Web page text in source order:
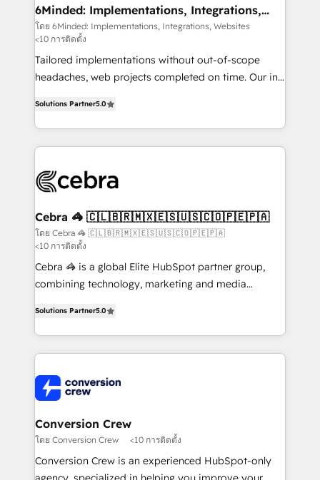
Reporting & Analytics · GTM Architecture · Sales &
Marketing Enablement If you’re ready to elevate
HubSpot from “just your CRM” to your growth
infrastructure—let’s talk.
6Minded: Implementations, Integrations,
Websites
โดย 6Minded: Implementations, Integrations, Websites
<10 การติดตั้ง
Tailored implementations without out-of-scope
headaches, web projects completed on time. Our in-
developers, designers, and marketers handles all
aspects of your HubSpot. ✨ 400+ global clients ✨
100+ seamless migrations from 15+ different CRMs
implementations, and 5,000+ pages ✨ CS: Clients
CS: 245% organic growth & +751% new visitors for a
full-funnel HubSpot project ✨ CS: 415% conversion
boost with a new HubSpot site Recognized leaders:
🏆 HubSpot Platform Migration Impact Award 🏆
Clutch HubSpot Global Leader 🏆 Finalist: HubSpot
Award for Best Website 🌟 Accreditations: CRM
Implementation, HubSpot Content Experience, CRM
Data Migration & Custom Integration
Solutions Partner5.0
Cebra 🦓 🇨🇱🇧🇷🇲🇽🇪🇸🇺🇸🇨🇴🇵🇪🇵🇦
โดย Cebra 🦓 🇨🇱🇧🇷🇲🇽🇪🇸🇺🇸🇨🇴🇵🇪🇵🇦
<10 การติดตั้ง
Cebra 🦓 is a global Elite HubSpot partner group,
combining technology, marketing and media
Europe, with teams across 7 countries. Born in Chile,
we combine local insight with international reach to
help businesses grow through technology, creativity,
500+ HubSpot implementations, building end-to-
end solutions that integrate CRM, AI automation,
inbound and loop marketing, content, and digital
creativity. Our multicultural team works in Spanish,
Portuguese, and English to design scalable strategies
that drive measurable growth. 🌎 Highlights: • 10+
Solutions Partner5.0
Conversion Crew
โดย Conversion Crew <10 การติดตั้ง
Conversion Crew is an experienced HubSpot-only